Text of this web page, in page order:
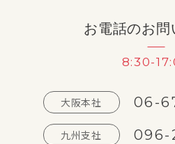
お電話のお問
8:30-
大阪本社 06-
九州支社 096-